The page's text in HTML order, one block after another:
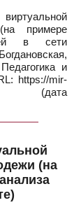
примере
в сети
и
https://mir-
(дата
(на